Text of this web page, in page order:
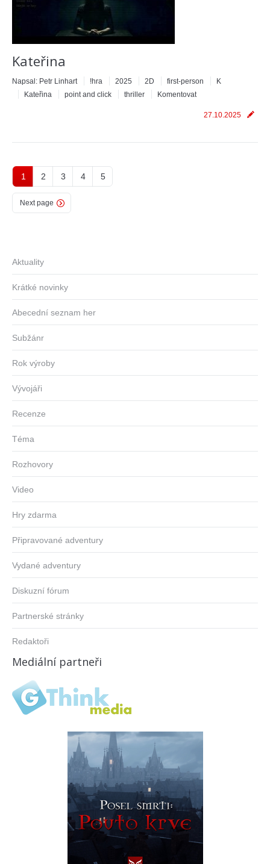
Kateřina
Napsal: Petr Linhart !hra 2025 2D first-person
K
Kateřina
point and click thriller Komentovat
27.10.2025
1 2 3 4 5
Next page
Aktuality
Krátké novinky
Abecední seznam her
Subžánr
Rok výroby
Vývojáři
Recenze
Téma
Rozhovory
Video
Hry zdarma
Připravované adventury
Vydané adventury
Diskuzní fórum
Partnerské stránky
Redaktoři
Mediální partneři